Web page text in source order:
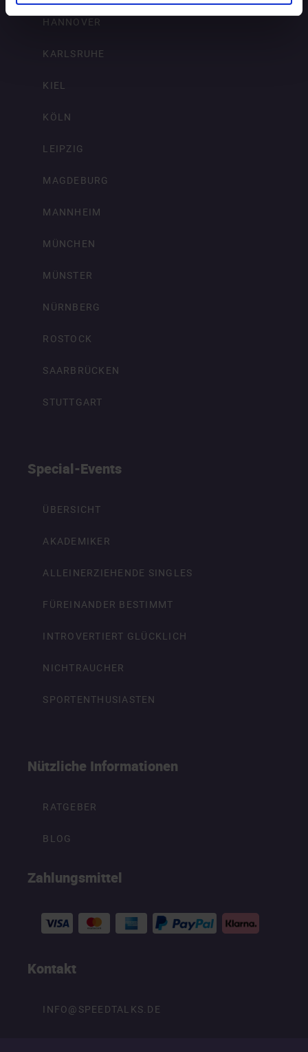
HANNOVER
KARLSRUHE
KIEL
KÖLN
LEIPZIG
MAGDEBURG
MANNHEIM
MÜNCHEN
MÜNSTER
NÜRNBERG
ROSTOCK
SAARBRÜCKEN
STUTTGART
Special-Events
ÜBERSICHT
AKADEMIKER
ALLEINERZIEHENDE SINGLES
FÜREINANDER BESTIMMT
INTROVERTIERT GLÜCKLICH
NICHTRAUCHER
SPORTENTHUSIASTEN
Nützliche Informationen
RATGEBER
BLOG
Zahlungsmittel
Kontakt
INFO@SPEEDTALKS.DE